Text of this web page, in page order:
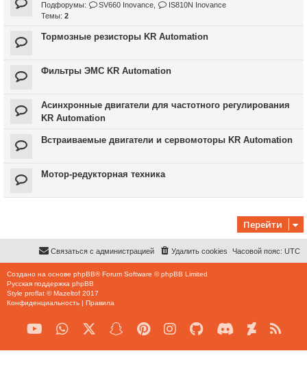
Подфорумы: SV660 Inovance
IS810N Inovance
Темы: 2
Тормозные резисторы KR Automation
Фильтры ЭМС KR Automation
Асинхронные двигатели для частотного регулирования
KR Automation
Встраиваемые двигатели и сервомоторы KR Automation
Мотор-редукторная техника
Перейти
Часовой пояс: UTC
Удалить cookies
Связаться с администрацией
Создано на основе phpBB® Forum Software © phpBB Limited
Русская поддержка phpBB
Style proflat ©Mazeltof 2017
Конфиденциальность | Правила